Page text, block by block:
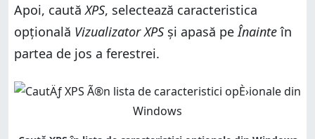
Apoi, cautăXPS, selectează caracteristica
opțională Vizualizator XPS și apasă peÎnainteîn
partea de jos a ferestrei.